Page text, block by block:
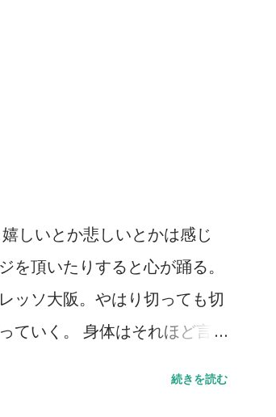
しいとか悲しいとかは感じ
を頂いたりすると心が踊る。
ッソ大阪。やはり切っても切
ていく。 身体はそれほど言
続きを読む